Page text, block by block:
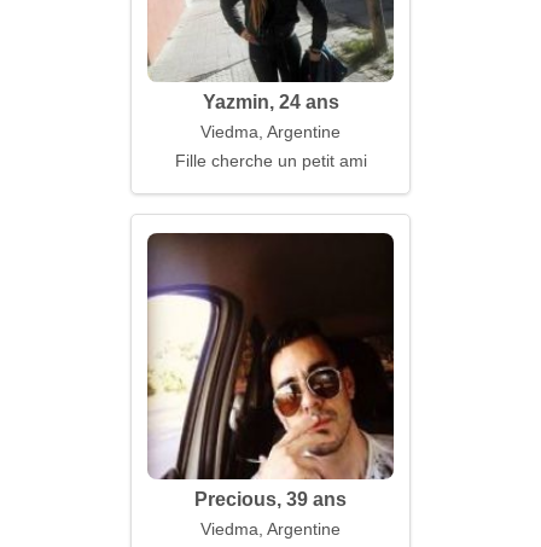
Yazmin, 24 ans
Viedma, Argentine
Fille cherche un petit ami
Precious, 39 ans
Viedma, Argentine